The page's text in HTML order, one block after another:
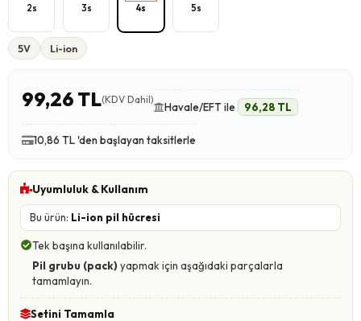
2s 3s 4s 5s
5V Li-ion
99,26 TL(KDV Dahil)
Havale/EFT ile 96,28 TL
10,86 TL 'den başlayan taksitlerle
Uyumluluk & Kullanım
Bu ürün: Li-ion pil hücresi
Tek başına kullanılabilir.
Pil grubu (pack) yapmak için aşağıdaki parçalarla
tamamlayın.
Setini Tamamla